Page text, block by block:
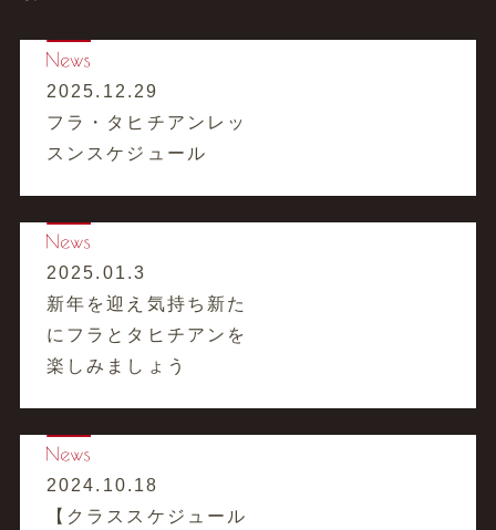
2025.12.29
フラ・タヒチアンレッ
スンスケジュール
2025.01.3
新年を迎え気持ち新た
にフラとタヒチアンを
楽しみましょう
2024.10.18
【クラススケジュール